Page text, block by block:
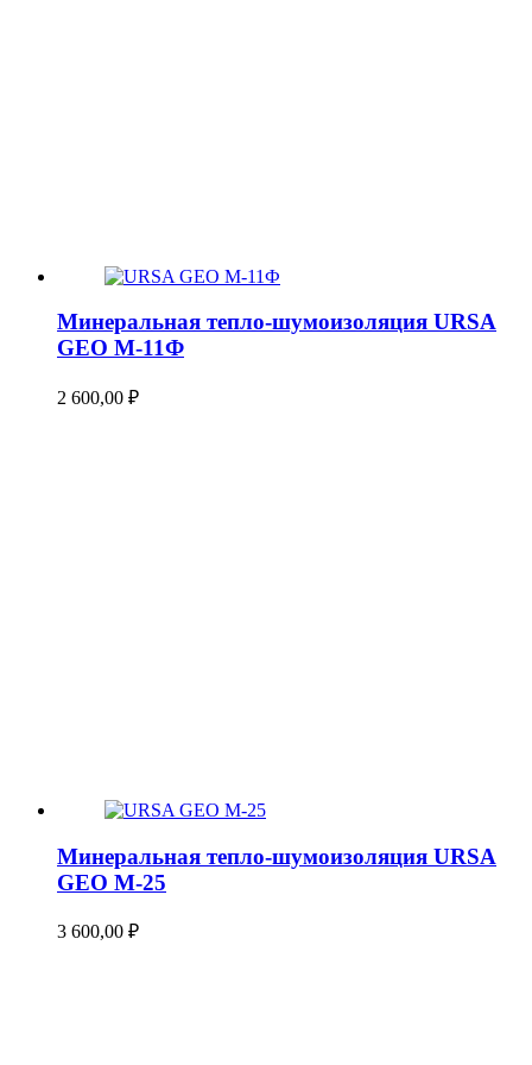
Минеральная тепло-шумоизоляция URSA
GEO М-11Ф
2 600,00 ₽
Минеральная тепло-шумоизоляция URSA
GEO М-25
3 600,00 ₽